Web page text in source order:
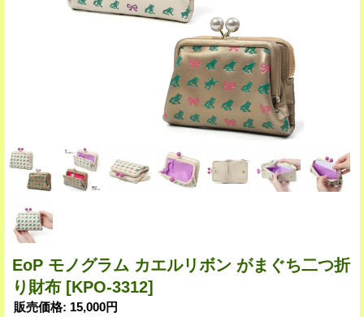
EoP モノグラム カエルリボン がまぐち二つ折
り財布 [KPO-3312]
販売価格: 15,000円